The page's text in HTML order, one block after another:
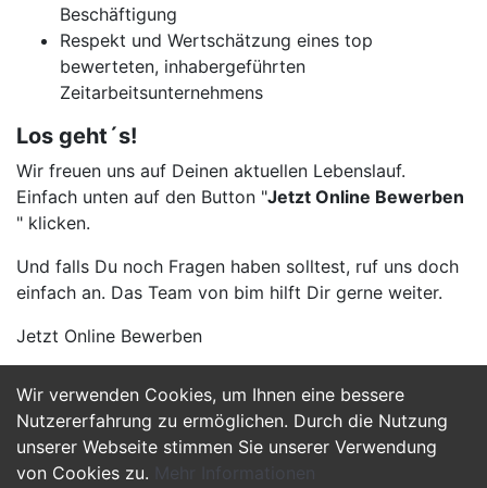
Wir verwenden Cookies, um Ihnen eine bessere
Nutzererfahrung zu ermöglichen. Durch die Nutzung
unserer Webseite stimmen Sie unserer Verwendung
von Cookies zu. Mehr Informationen
Beschäftigung
Respekt und Wertschätzung eines top
bewerteten, inhabergeführten
Zeitarbeitsunternehmens
Los geht´s!
Wir freuen uns auf Deinen aktuellen Lebenslauf.
Einfach unten auf den Button "Jetzt Online Bewerben
" klicken.
Und falls Du noch Fragen haben solltest, ruf uns doch
einfach an. Das Team von bim hilft Dir gerne weiter.
Jetzt Online Bewerben
Jetzt Bewerben